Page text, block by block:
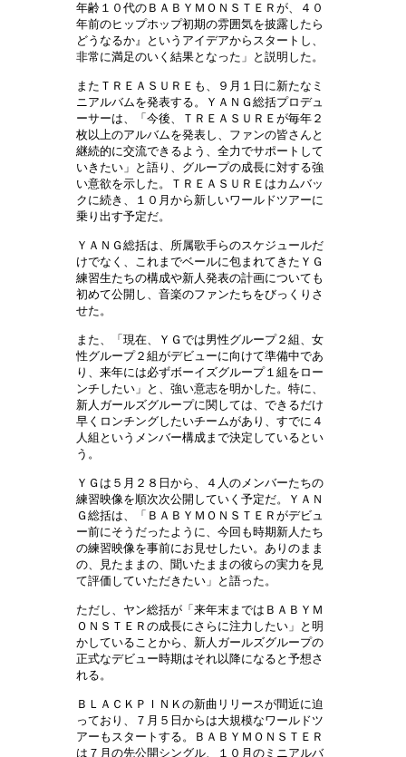
年齢１０代のＢＡＢＹＭＯＮＳＴＥＲが、４０
年前のヒップホップ初期の雰囲気を披露したら
どうなるか』というアイデアからスタートし、
非常に満足のいく結果となった」と説明した。
またＴＲＥＡＳＵＲＥも、９月１日に新たなミ
ニアルバムを発表する。ＹＡＮＧ総括プロデュ
ーサーは、「今後、ＴＲＥＡＳＵＲＥが毎年２
枚以上のアルバムを発表し、ファンの皆さんと
継続的に交流できるよう、全力でサポートして
いきたい」と語り、グループの成長に対する強
い意欲を示した。ＴＲＥＡＳＵＲＥはカムバッ
クに続き、１０月から新しいワールドツアーに
乗り出す予定だ。
ＹＡＮＧ総括は、所属歌手らのスケジュールだ
けでなく、これまでベールに包まれてきたＹＧ
練習生たちの構成や新人発表の計画についても
初めて公開し、音楽のファンたちをびっくりさ
せた。
また、「現在、ＹＧでは男性グループ２組、女
性グループ２組がデビューに向けて準備中であ
り、来年には必ずボーイズグループ１組をロー
ンチしたい」と、強い意志を明かした。特に、
新人ガールズグループに関しては、できるだけ
早くロンチングしたいチームがあり、すでに４
人組というメンバー構成まで決定しているとい
う。
ＹＧは５月２８日から、４人のメンバーたちの
練習映像を順次次公開していく予定だ。ＹＡＮ
Ｇ総括は、「ＢＡＢＹＭＯＮＳＴＥＲがデビュ
ー前にそうだったように、今回も時期新人たち
の練習映像を事前にお見せしたい。ありのまま
の、見たままの、聞いたままの彼らの実力を見
て評価していただきたい」と語った。
ただし、ヤン総括が「来年末まではＢＡＢＹＭ
ＯＮＳＴＥＲの成長にさらに注力したい」と明
かしていることから、新人ガールズグループの
正式なデビュー時期はそれ以降になると予想さ
れる。
ＢＬＡＣＫＰＩＮＫの新曲リリースが間近に迫
っており、７月５日からは大規模なワールドツ
アーもスタートする。ＢＡＢＹＭＯＮＳＴＥＲ
は７月の先公開シングル、１０月のミニアルバ